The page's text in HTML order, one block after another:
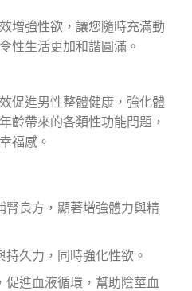
增強性欲，讓您隨時充滿動
性生活更加和諧圓滿。
促進男性整體健康，強化體
齡帶來的各類性功能問題，
福感。
腎良方，顯著增強體力與精
持久力，同時強化性欲。
促進血液循環，幫助陰莖血